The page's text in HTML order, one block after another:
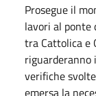
Prosegue il
lavori al ponte
tra Cattolica e
riguarderanno
verifiche
emersa la